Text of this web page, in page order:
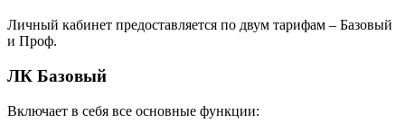
Личный кабинет предоставляется по двум тарифам – Базовый
и Проф.
ЛК Базовый
Включает в себя все основные функции: